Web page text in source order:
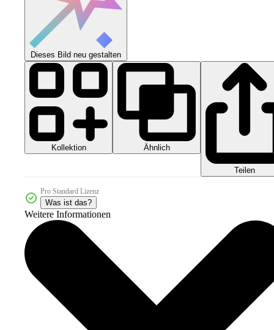
Dieses Bild neu gestalten
Kollektion Ähnlich
Teilen
Pro Standard Lizenz
Was ist das?
Weitere Informationen